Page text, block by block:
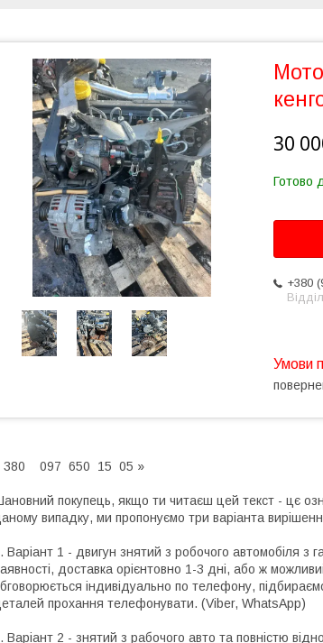
30
Готово
+380
380 097 650 15 05 »
покупець, якщо ти читаєш цей текст - цє
випадку, ми пропонуємо три варіанта
Варіант 1 - двигун знятий з робочого автомобіля з
доставка орієнтовно 1-3 дні, або ж
індивідуально по телефону,
прохання телефонувати. (Viber, WhatsApp)
Варіант 2 - знятий з рабочого авто та повністю